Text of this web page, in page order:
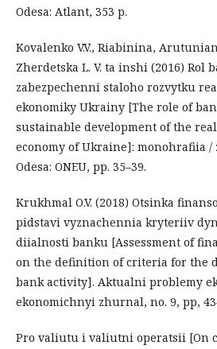
Odesa: Atlant, 353 p.
Kovalenko V.V., Riabinina,
Zherdetska L. V. ta inshi (2016) Rol
zabezpechenni staloho rozvytku
ekonomiky Ukrainy [The role of
sustainable development of the
economy of Ukraine]: monohrafiia /
Odesa: ONEU, pp. 35–39.
Krukhmal O.V. (2018) Otsinka
pidstavi vyznachennia kryteriiv
diialnosti banku [Assessment of
on the definition of criteria for the
bank activity]. Aktualni problemy
ekonomichnyi zhurnal, no. 9, pp,
Pro valiutu i valiutni operatsii [On